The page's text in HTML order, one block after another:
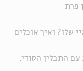
פרת
שלו? ואיך אוכלים
התבלין הסודי.